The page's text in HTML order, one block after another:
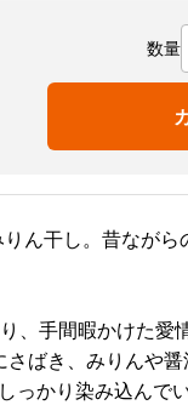
数量
ん干し。昔ながら
、手間暇かけた愛
ばき、みりんや
っかり染み込んでい